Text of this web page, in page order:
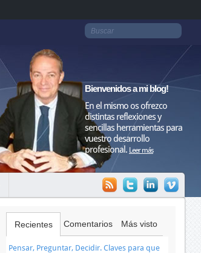
Bienvenidos a mi blog!
En el mismo os ofrezco
distintas reflexiones y
sencillas herramientas para
vuestro desarrollo
profesional. Leer más
Recientes Comentarios Más visto
Pensar, Preguntar, Decidir. Claves para que